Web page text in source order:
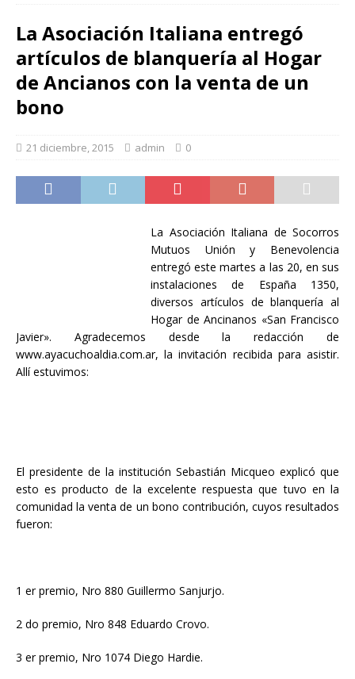
La Asociación Italiana entregó
artículos de blanquería al Hogar
de Ancianos con la venta de un
bono
21 diciembre, 2015 admin 0
La Asociación Italiana de Socorros
Mutuos Unión y Benevolencia
entregó este martes a las 20, en sus
instalaciones de España 1350,
diversos artículos de blanquería al
Hogar de Ancinanos «San Francisco
Javier». Agradecemos desde la redacción de
www.ayacuchoaldia.com.ar, la invitación recibida para asistir.
Allí estuvimos:
El presidente de la institución Sebastián Micqueo explicó que
esto es producto de la excelente respuesta que tuvo en la
comunidad la venta de un bono contribución, cuyos resultados
fueron:
1 er premio, Nro 880 Guillermo Sanjurjo.
2 do premio, Nro 848 Eduardo Crovo.
3 er premio, Nro 1074 Diego Hardie.